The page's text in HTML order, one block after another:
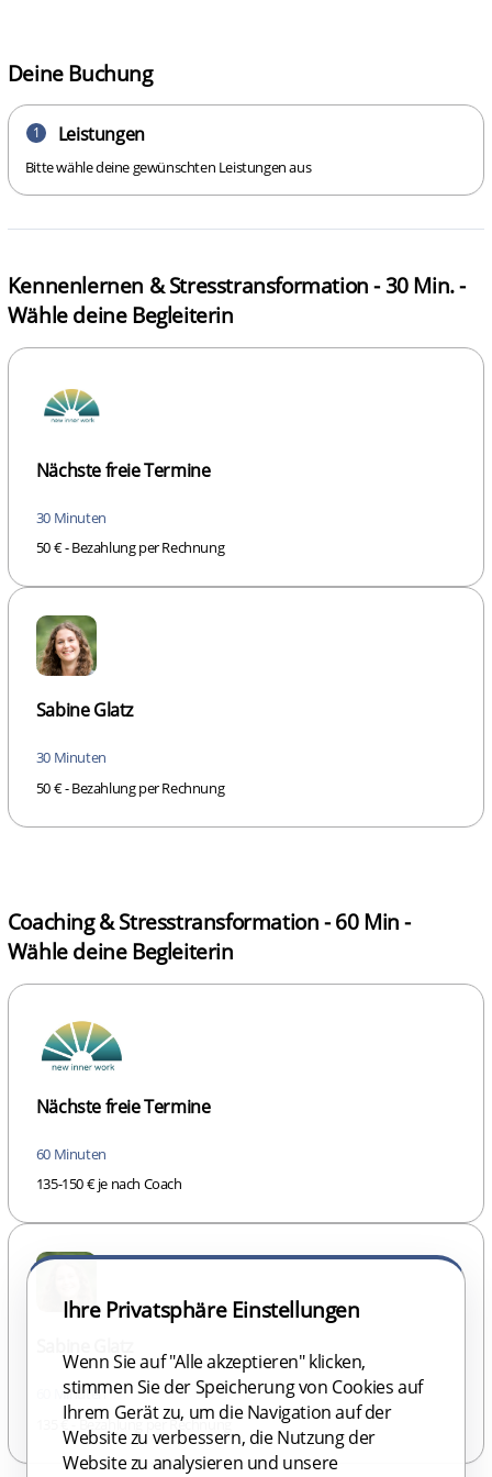
Kennenlernen & Stresstransformation - 30 Min. -
Wähle deine Begleiterin
Nächste freie Termine
30 Minuten
50 € - Bezahlung per Rechnung
Sabine Glatz
30 Minuten
50 € - Bezahlung per Rechnung
Coaching & Stresstransformation - 60 Min -
Wähle deine Begleiterin
Nächste freie Termine
60 Minuten
135-150 € je nach Coach
60 Minuten
135 € - Bezahlung per Rechnung
Deine Buchung
1 Leistungen
Bitte wähle deine gewünschten Leistungen aus
Ihre Privatsphäre Einstellungen
Wenn Sie auf "Alle akzeptieren" klicken,
stimmen Sie der Speicherung von Cookies auf
Ihrem Gerät zu, um die Navigation auf der
Website zu verbessern, die Nutzung der
Website zu analysieren und unsere